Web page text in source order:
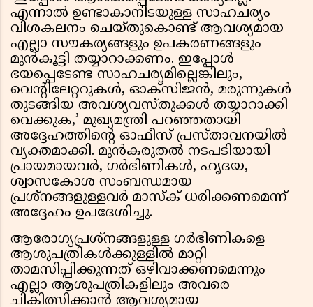
എന്നാൽ ഉണ്ടാകാനിടയുള്ള സാഹചര്യം
വിശകലനം ചെയ്തുകൊണ്ട് ആവശ്യമായ
എല്ലാ സൗകര്യങ്ങളും ഉപകരണങ്ങളും
മുൻകൂട്ടി തയ്യാറാക്കണം. ഇപ്പോൾ
ഭയപ്പെടേണ്ട സാഹചര്യമില്ലെങ്കിലും,
വെന്റിലേറ്ററുകൾ, ഓക്സിജൻ, മരുന്നുകൾ
തുടങ്ങിയ അവശ്യവസ്തുക്കൾ തയ്യാറാക്കി
വെക്കുക,’ മുഖ്യമന്ത്രി പറഞ്ഞതായി
അദ്ദേഹത്തിന്റെ ഓഫീസ് പ്രസ്താവനയിൽ
വ്യക്തമാക്കി. മുൻകരുതൽ നടപടിയായി
പ്രായമായവർ, ഗർഭിണികൾ, ഹൃദയ,
ശ്വാസകോശ സംബന്ധമായ
പ്രശ്നങ്ങളുള്ളവർ മാസ്ക് ധരിക്കണമെന്ന്
അദ്ദേഹം ഉപദേശിച്ചു.
ആരോഗ്യപ്രശ്നങ്ങളുള്ള ഗർഭിണികളെ
ആശുപത്രികൾക്കുള്ളിൽ മാറ്റി
താമസിപ്പിക്കുന്നത് ഒഴിവാക്കണമെന്നും
എല്ലാ ആശുപത്രികളിലും അവരെ
ചികിത്സിക്കാൻ ആവശ്യമായ